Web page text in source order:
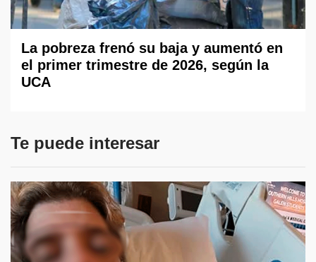
La pobreza frenó su baja y aumentó en
el primer trimestre de 2026, según la
UCA
Te puede interesar